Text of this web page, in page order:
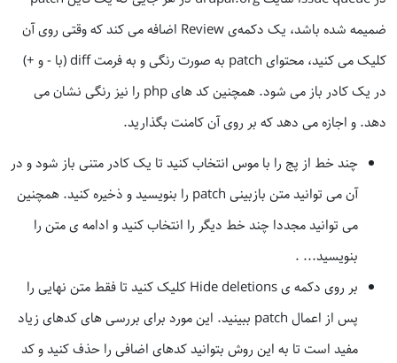
ضمیمه شده باشد، یک دکمه‌ی Review اضافه می کند که وقتی روی آن
کلیک می کنید، محتوای patch به صورت رنگی و به فرمت diff (با - و +)
در یک کادر باز می شود. همچنین کد های php را نیز رنگی نشان می
دهد. و اجازه می دهد که بر روی آن کامنت بگذارید.
چند خط از پج را با موس انتخاب کنید تا یک کادر متنی باز شود و در
آن می توانید متن بازبینی patch را بنویسید و ذخیره کنید. همچنین
می توانید مجددا چند خط دیگر را انتخاب کنید و ادامه ی متن را
بنویسید... .
بر روی دکمه ی Hide deletions کلیک کنید تا فقط متن نهایی را
پس از اعمال patch ببینید. این مورد برای بررسی های کدهای زیاد
مفید است تا به این روش بتوانید کدهای اضافی را حذف کنید و کد